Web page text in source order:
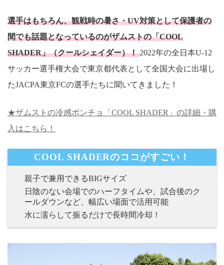
選手はもちろん、観戦時の暑さ・UV対策として保護者の
間でも話題となっているのがザムストの「COOL
SHADER」（クールシェイダー）！2022年の全日本U-12
サッカー選手権大会で東京都代表として全国大会に出場し
たJACPA東京FCの選手たちに聞いてきました！
★ザムストの冷感ポンチョ「COOL SHADER」の詳細・購
入はこちら！
COOL SHADERのココがすごい！
親子で兼用できるBIGサイズ
日陰のない会場でのハーフタイムや、試合後のク
ールダウンなど、幅広い場面で活用可能
水に濡らして振るだけで長時間冷却！